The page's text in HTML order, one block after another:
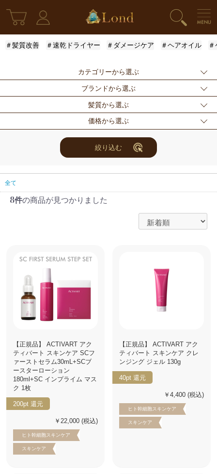
＃髪質改善 ＃速乾ドライヤー ＃ダメージケア ＃ヘアオイル
カテゴリーから選ぶ
新発売 シャンプー
トリートメント
アウトバストリー
ドライヤー・ヘア
アイロン
スタイリング
for Men
メンズスタイリン
グ
ブランドから選ぶ
指定なし Londオリジナル
ケラスターゼ
モロッカンオイル
ルベル
アリミノ
ナンバースリー
ミアン フォード
ホリスティックキ
アクティバート
髪質から選ぶ
ふんわり ハリ・コシ
ウェット
ツヤ
しっとり
価格から選ぶ
〜3000円
3001円〜5000円
円
30000円
絞り込む
全て
8件の商品が見つかりました
【正規品】 ACTIVART アク
ティバート スキンケア SCフ
ァーストセラム30mL+SCブ
ースターローション
180ml+SC インプライム マス
ク 1枚
200pt 還元
￥22,000 (税込)
ヒト幹細胞スキンケア
スキンケア
【正規品】 ACTIVART アク
ティバート スキンケア クレ
ンジング ジェル 130g
40pt 還元
￥4,400 (税込)
ヒト幹細胞スキンケア
スキンケア